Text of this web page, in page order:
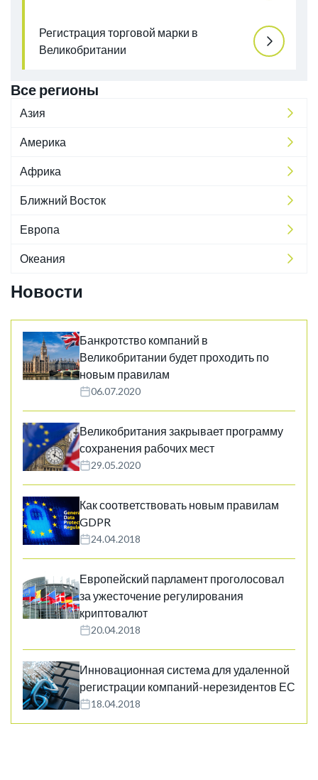
Регистрация торговой марки в
Великобритании
Все регионы
Азия
Америка
Африка
Ближний Восток
Европа
Океания
Новости
Банкротство компаний в
Великобритании будет проходить по
новым правилам
06.07.2020
Великобритания закрывает программу
сохранения рабочих мест
29.05.2020
Как соответствовать новым правилам
GDPR
24.04.2018
Европейский парламент проголосовал
за ужесточение регулирования
криптовалют
20.04.2018
Инновационная система для удаленной
регистрации компаний-нерезидентов ЕС
18.04.2018